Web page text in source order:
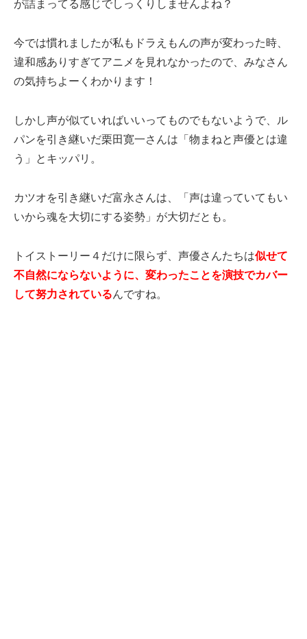
が詰まってる感じでしっくりしませんよね？
今では慣れましたが私もドラえもんの声が変わった時、
違和感ありすぎてアニメを見れなかったので、みなさん
の気持ちよーくわかります！
しかし声が似ていればいいってものでもないようで、ル
パンを引き継いだ栗田寛一さんは「物まねと声優とは違
う」とキッパリ。
カツオを引き継いだ富永さんは、「声は違っていてもい
いから魂を大切にする姿勢」が大切だとも。
トイストーリー４だけに限らず、声優さんたちは似せて
不自然にならないように、変わったことを演技でカバー
して努力されているんですね。